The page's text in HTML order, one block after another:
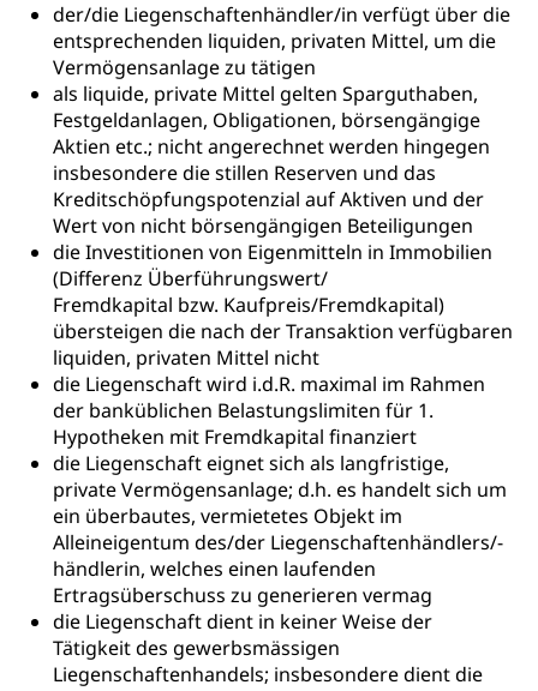
der/die Liegenschaftenhändler/in verfügt über die
entsprechenden liquiden, privaten Mittel, um die
Vermögensanlage zu tätigen
als liquide, private Mittel gelten Sparguthaben,
Festgeldanlagen, Obligationen, börsengängige
Aktien etc.; nicht angerechnet werden hingegen
insbesondere die stillen Reserven und das
Kreditschöpfungspotenzial auf Aktiven und der
Wert von nicht börsengängigen Beteiligungen
die Investitionen von Eigenmitteln in Immobilien
(Differenz Überführungswert/
Fremdkapital bzw. Kaufpreis/Fremdkapital)
übersteigen die nach der Transaktion verfügbaren
liquiden, privaten Mittel nicht
die Liegenschaft wird i.d.R. maximal im Rahmen
der banküblichen Belastungslimiten für 1.
Hypotheken mit Fremdkapital finanziert
die Liegenschaft eignet sich als langfristige,
private Vermögensanlage; d.h. es handelt sich um
ein überbautes, vermietetes Objekt im
Alleineigentum des/der Liegenschaftenhändlers/-
händlerin, welches einen laufenden
Ertragsüberschuss zu generieren vermag
die Liegenschaft dient in keiner Weise der
Tätigkeit des gewerbsmässigen
Liegenschaftenhandels; insbesondere dient die